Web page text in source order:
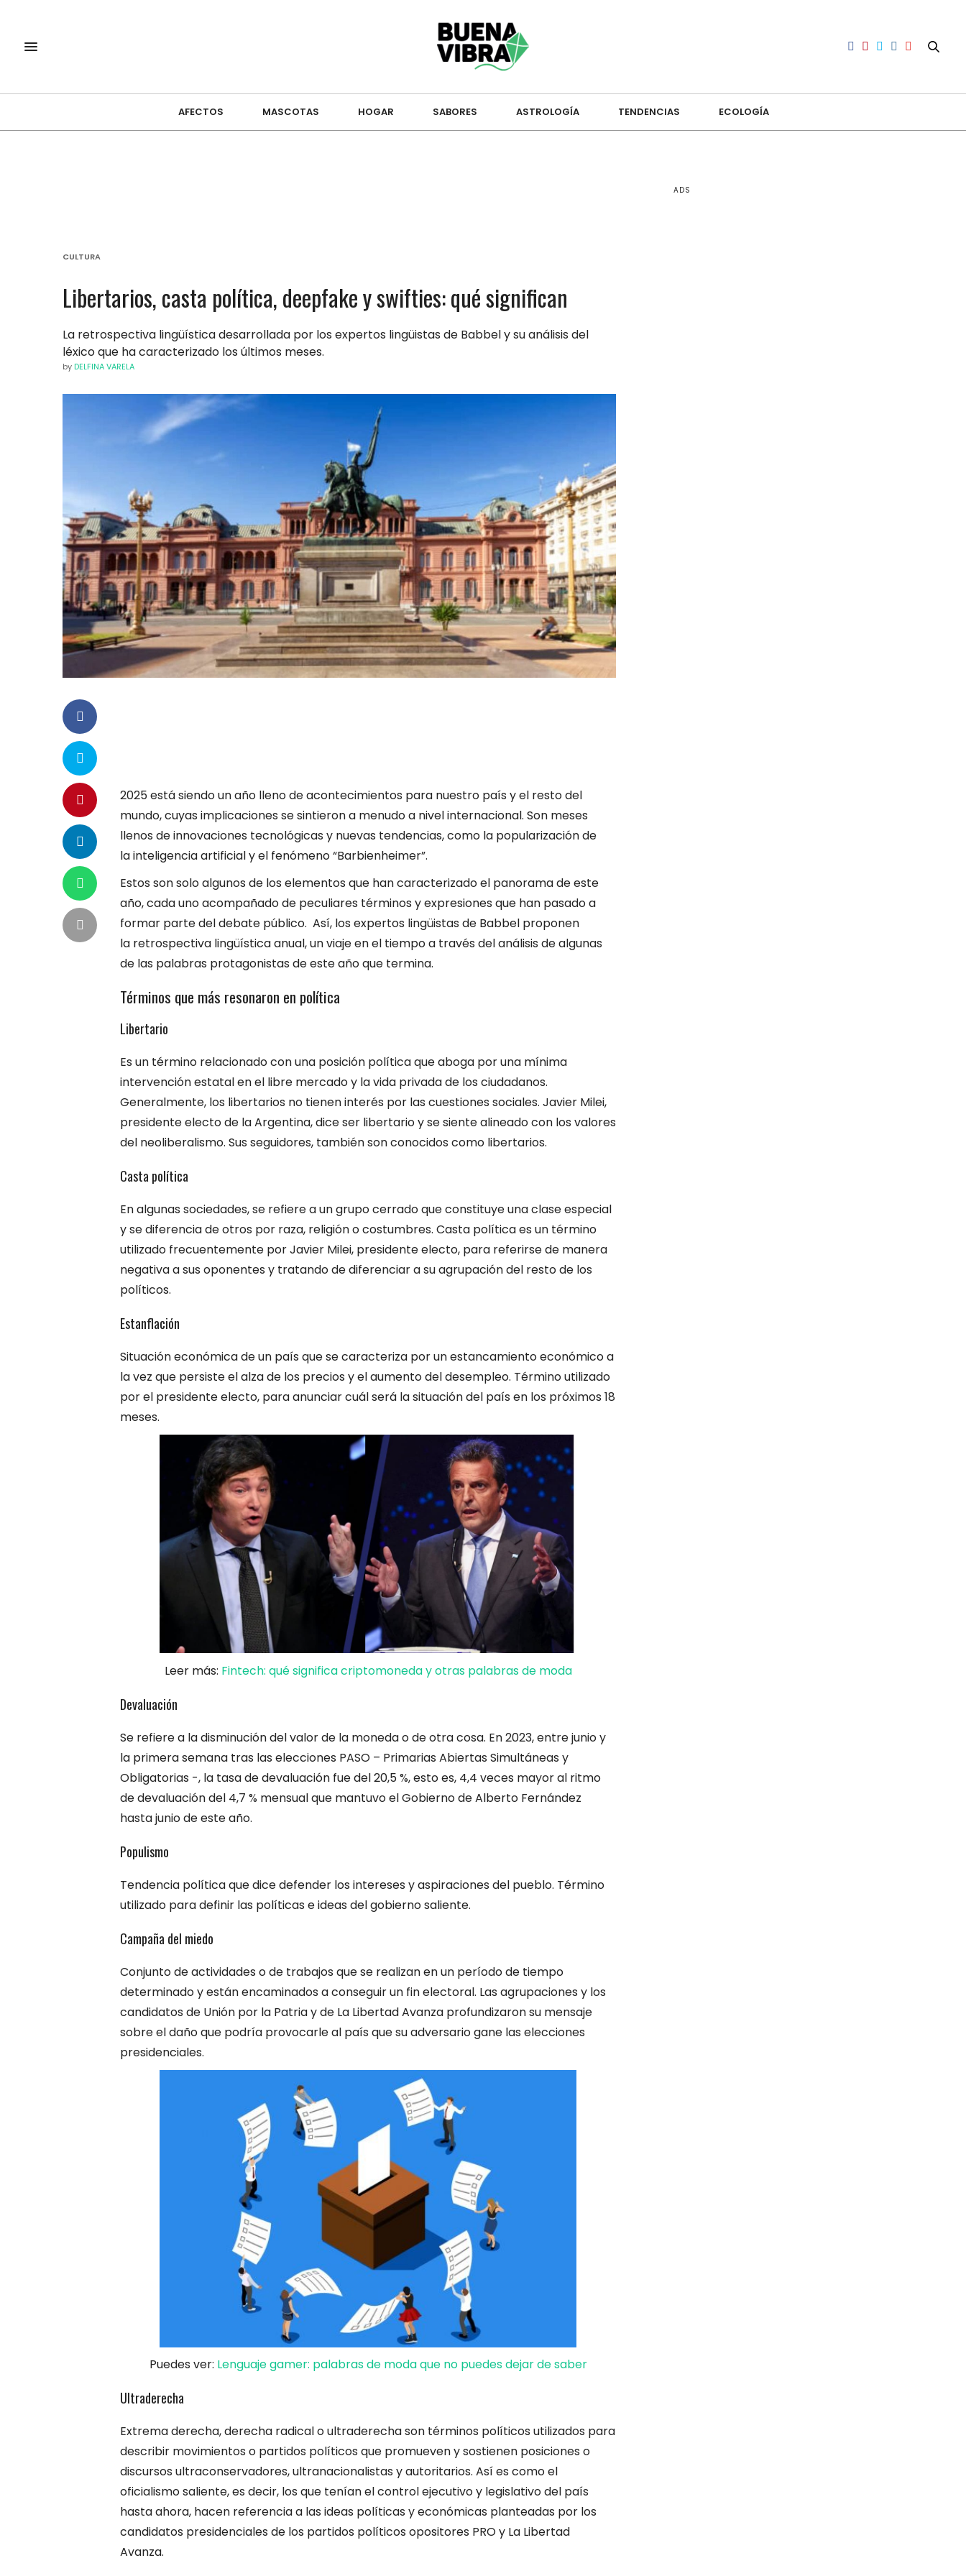
AFECTOS MASCOTAS HOGAR SABORES ASTROLOGÍA TENDENCIAS ECOLOGÍA
CULTURA
Libertarios, casta política, deepfake y swifties: qué significan
La retrospectiva lingüística desarrollada por los expertos lingüistas de Babbel y su análisis del
léxico que ha caracterizado los últimos meses.
by DELFINA VARELA
2025 está siendo un año lleno de acontecimientos para nuestro país y el resto del
mundo, cuyas implicaciones se sintieron a menudo a nivel internacional. Son meses
llenos de innovaciones tecnológicas y nuevas tendencias, como la popularización de
la inteligencia artificial y el fenómeno “Barbienheimer”.
Estos son solo algunos de los elementos que han caracterizado el panorama de este
año, cada uno acompañado de peculiares términos y expresiones que han pasado a
formar parte del debate público. Así, los expertos lingüistas de Babbel proponen
la retrospectiva lingüística anual, un viaje en el tiempo a través del análisis de algunas
de las palabras protagonistas de este año que termina.
Términos que más resonaron en política
Libertario
Es un término relacionado con una posición política que aboga por una mínima
intervención estatal en el libre mercado y la vida privada de los ciudadanos.
Generalmente, los libertarios no tienen interés por las cuestiones sociales. Javier Milei,
presidente electo de la Argentina, dice ser libertario y se siente alineado con los valores
del neoliberalismo. Sus seguidores, también son conocidos como libertarios.
Casta política
En algunas sociedades, se refiere a un grupo cerrado que constituye una clase especial
y se diferencia de otros por raza, religión o costumbres. Casta política es un término
utilizado frecuentemente por Javier Milei, presidente electo, para referirse de manera
negativa a sus oponentes y tratando de diferenciar a su agrupación del resto de los
políticos.
Estanflación
Situación económica de un país que se caracteriza por un estancamiento económico a
la vez que persiste el alza de los precios y el aumento del desempleo. Término utilizado
por el presidente electo, para anunciar cuál será la situación del país en los próximos 18
meses.
Leer más: Fintech: qué significa criptomoneda y otras palabras de moda
Devaluación
Se refiere a la disminución del valor de la moneda o de otra cosa. En 2023, entre junio y
la primera semana tras las elecciones PASO – Primarias Abiertas Simultáneas y
Obligatorias -, la tasa de devaluación fue del 20,5 %, esto es, 4,4 veces mayor al ritmo
de devaluación del 4,7 % mensual que mantuvo el Gobierno de Alberto Fernández
hasta junio de este año.
Populismo
Tendencia política que dice defender los intereses y aspiraciones del pueblo. Término
utilizado para definir las políticas e ideas del gobierno saliente.
Campaña del miedo
Conjunto de actividades o de trabajos que se realizan en un período de tiempo
determinado y están encaminados a conseguir un fin electoral. Las agrupaciones y los
candidatos de Unión por la Patria y de La Libertad Avanza profundizaron su mensaje
sobre el daño que podría provocarle al país que su adversario gane las elecciones
presidenciales.
Puedes ver: Lenguaje gamer: palabras de moda que no puedes dejar de saber
Ultraderecha
Extrema derecha, derecha radical o ultraderecha son términos políticos utilizados para
describir movimientos o partidos políticos que promueven y sostienen posiciones o
discursos ultraconservadores, ultranacionalistas y autoritarios. Así es como el
oficialismo saliente, es decir, los que tenían el control ejecutivo y legislativo del país
hasta ahora, hacen referencia a las ideas políticas y económicas planteadas por los
candidatos presidenciales de los partidos políticos opositores PRO y La Libertad
Avanza.
ADS